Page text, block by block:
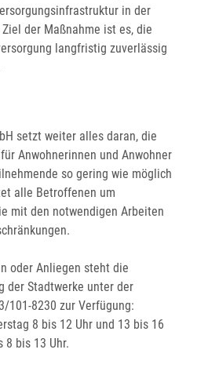
in der
der Maßnahme ist es, die
langfristig zuverlässig
setzt weiter alles daran, die
Anwohnerinnen und Anwohner
so gering wie möglich
alle Betroffenen um
mit den notwendigen Arbeiten
oder Anliegen steht die
der Stadtwerke unter der
101-8230 zur Verfügung:
8 bis 12 Uhr und 13 bis 16
8 bis 13 Uhr.